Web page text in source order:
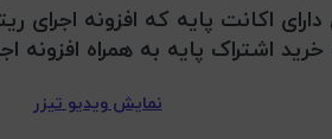
دارای اکانت پایه که افزونه
اشتراک پایه به همراه افزونه
نمایش ویدیو تیزر